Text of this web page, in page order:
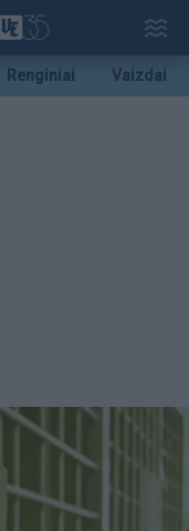
Renginiai Vaizdai